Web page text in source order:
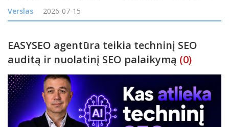
vienkartinio naudojimo į žiedines arba daugkartinio naudojimo
maisto pristatymo sistemas Baltijos jūros
Verslas 2026-07-15
EASYSEO agentūra teikia techninį SEO
auditą ir nuolatinį SEO palaikymą (0)